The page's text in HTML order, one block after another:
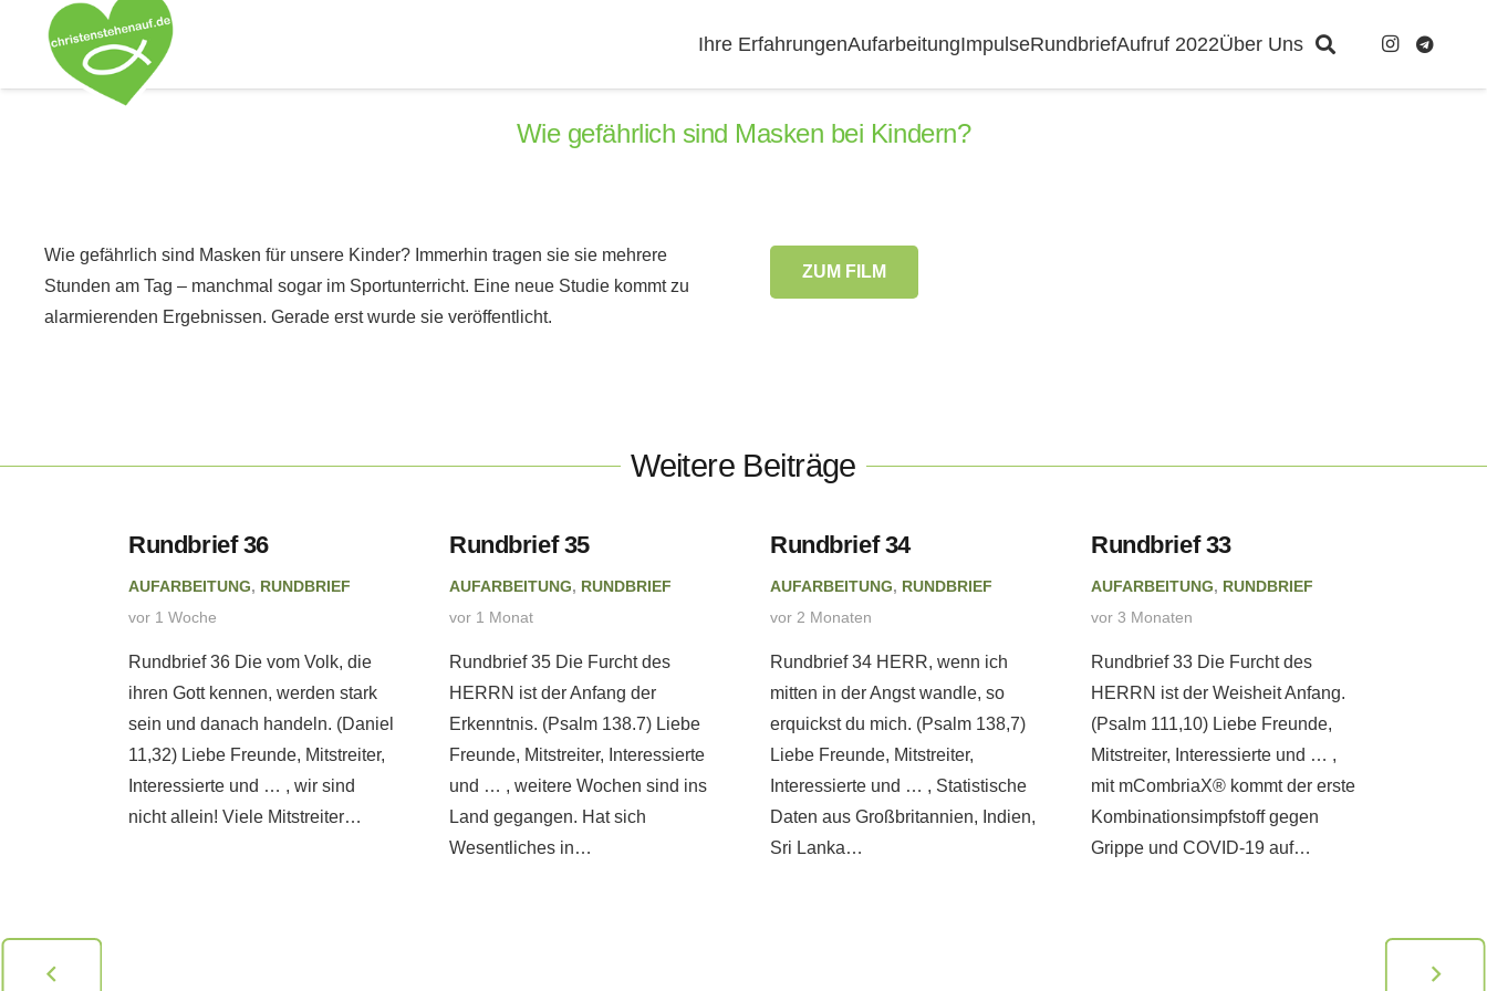
Ihre ErfahrungenAufarbeitungImpulseRundbriefAufruf 2022Über Uns
Wie gefährlich sind Masken bei Kindern?
Wie gefährlich sind Masken für unsere Kinder? Immerhin tragen sie sie mehrere
Stunden am Tag – manchmal sogar im Sportunterricht. Eine neue Studie kommt zu
alarmierenden Ergebnissen. Gerade erst wurde sie veröffentlicht.
ZUM FILM
Weitere Beiträge
Rundbrief 36
AUFARBEITUNG, RUNDBRIEF
vor 1 Woche
Rundbrief 36 Die vom Volk, die
ihren Gott kennen, werden stark
sein und danach handeln. (Daniel
11,32) Liebe Freunde, Mitstreiter,
Interessierte und … , wir sind
nicht allein! Viele Mitstreiter…
Rundbrief 35
AUFARBEITUNG, RUNDBRIEF
vor 1 Monat
Rundbrief 35 Die Furcht des
HERRN ist der Anfang der
Erkenntnis. (Psalm 138.7) Liebe
Freunde, Mitstreiter, Interessierte
und … , weitere Wochen sind ins
Land gegangen. Hat sich
Wesentliches in…
Rundbrief 34
AUFARBEITUNG, RUNDBRIEF
vor 2 Monaten
Rundbrief 34 HERR, wenn ich
mitten in der Angst wandle, so
erquickst du mich. (Psalm 138,7)
Liebe Freunde, Mitstreiter,
Interessierte und … , Statistische
Daten aus Großbritannien, Indien,
Sri Lanka…
Rundbrief 33
AUFARBEITUNG, RUNDBRIEF
vor 3 Monaten
Rundbrief 33 Die Furcht des
HERRN ist der Weisheit Anfang.
(Psalm 111,10) Liebe Freunde,
Mitstreiter, Interessierte und … ,
mit mCombriaX® kommt der erste
Kombinationsimpfstoff gegen
Grippe und COVID-19 auf…